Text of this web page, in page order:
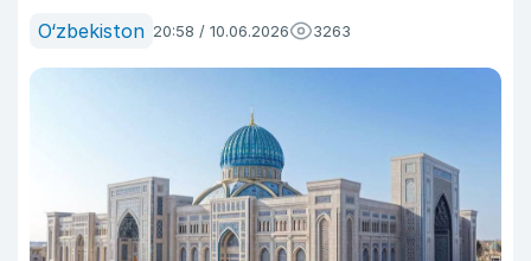
O‘zbekiston 20:58 / 10.06.2026 3263